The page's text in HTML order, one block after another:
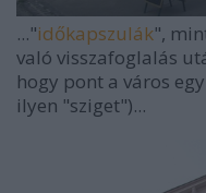
..."időkapszulák",
való visszafoglalás
hogy pont a város
ilyen "sziget")...